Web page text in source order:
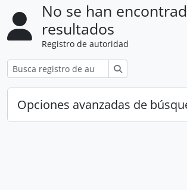
No se han
resultados
Registro de autoridad
Opciones avanzadas de